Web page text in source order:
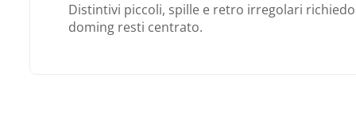
Distintivi piccoli, spille e retro irregolari
doming resti centrato.